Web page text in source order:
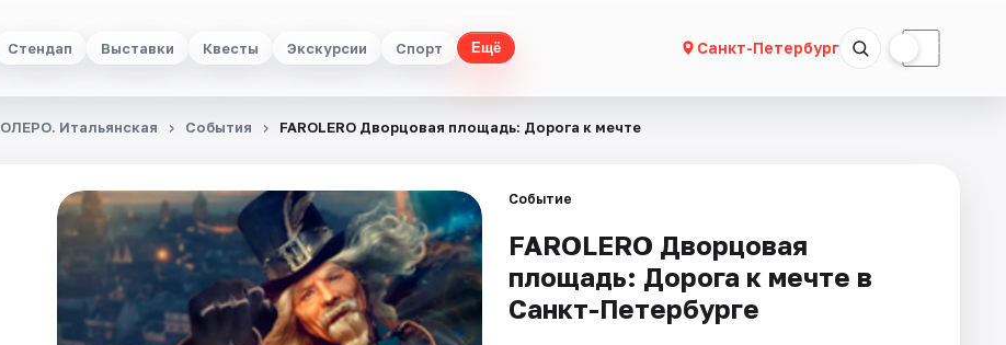
Стендап Выставки Квесты Экскурсии Спорт Ещё Санкт-Петербург ☾
Итальянская События FAROLERO Дворцовая площадь: Дорога к мечте
Событие
FAROLERO Дворцовая
площадь: Дорога к мечте в
Санкт-Петербурге